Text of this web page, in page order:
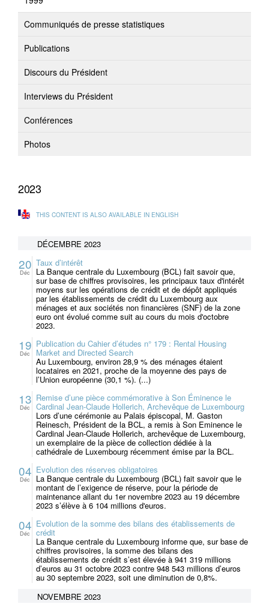
Communiqués de presse statistiques
Publications
Discours du Président
Interviews du Président
Conférences
Photos
2023
THIS CONTENT IS ALSO AVAILABLE IN ENGLISH
DÉCEMBRE 2023
20
Déc
Taux d’intérêt
La Banque centrale du Luxembourg (BCL) fait savoir que,
sur base de chiffres provisoires, les principaux taux d'intérêt
moyens sur les opérations de crédit et de dépôt appliqués
par les établissements de crédit du Luxembourg aux
ménages et aux sociétés non financières (SNF) de la zone
euro ont évolué comme suit au cours du mois d'octobre
2023.
19
Déc
Publication du Cahier d’études n° 179 : Rental Housing
Market and Directed Search
Au Luxembourg, environ 28,9 % des ménages étaient
locataires en 2021, proche de la moyenne des pays de
l’Union européenne (30,1 %). (...)
13
Déc
Remise d’une pièce commémorative à Son Éminence le
Cardinal Jean-Claude Hollerich, Archevêque de Luxembourg
Lors d’une cérémonie au Palais épiscopal, M. Gaston
Reinesch, Président de la BCL, a remis à Son Eminence le
Cardinal Jean-Claude Hollerich, archevêque de Luxembourg,
un exemplaire de la pièce de collection dédiée à la
cathédrale de Luxembourg récemment émise par la BCL.
04
Déc
Evolution des réserves obligatoires
La Banque centrale du Luxembourg (BCL) fait savoir que le
montant de l’exigence de réserve, pour la période de
maintenance allant du 1er novembre 2023 au 19 décembre
2023 s’élève à 6 104 millions d'euros.
04
Déc
Evolution de la somme des bilans des établissements de
crédit
La Banque centrale du Luxembourg informe que, sur base de
chiffres provisoires, la somme des bilans des
établissements de crédit s’est élevée à 941 319 millions
d’euros au 31 octobre 2023 contre 948 543 millions d’euros
au 30 septembre 2023, soit une diminution de 0,8%.
NOVEMBRE 2023